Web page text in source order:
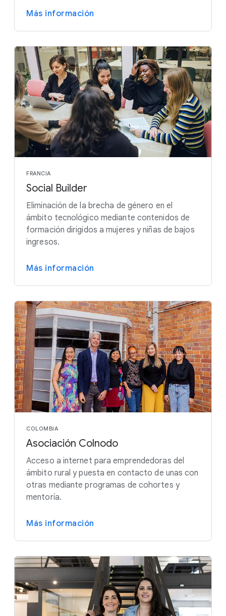
Más información
FRANCIA
Social Builder
Eliminación de la brecha de género en el
ámbito tecnológico mediante contenidos de
formación dirigidos a mujeres y niñas de bajos
ingresos.
Más información
COLOMBIA
Asociación Colnodo
Acceso a internet para emprendedoras del
ámbito rural y puesta en contacto de unas con
otras mediante programas de cohortes y
mentoría.
Más información